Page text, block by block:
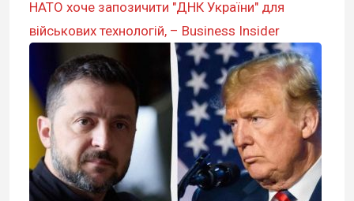
НАТО хоче запозичити "ДНК України" для
військових технологій, – Business Insider